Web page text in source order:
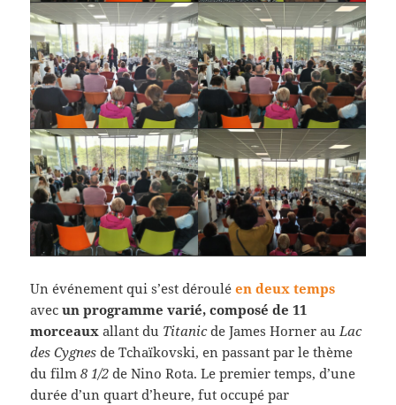
Un événement qui s’est déroulé en deux temps
avecun programme varié, composé de 11
morceaux allant du Titanicde James Horner au Lac
des Cygnes de Tchaïkovski, en passant par le thème
du film8 1/2 de Nino Rota. Le premier temps, d’une
durée d’un quart d’heure, fut occupé par